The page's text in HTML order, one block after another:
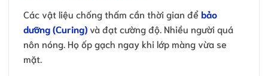
Các vật liệu chống thấm cần thời gian để bảo
dưỡng (Curing)và đạt cường độ. Nhiều người quá
nôn nóng. Họ ốp gạch ngay khi lớp màng vừa se
mặt.